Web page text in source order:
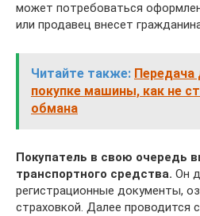
может потребоваться
или продавец внесет
Читайте также: Передача
покупке машины, как не
обмана
Покупатель в свою очередь
транспортного средства. Он
регистрационные документы,
страховкой. Далее проводится